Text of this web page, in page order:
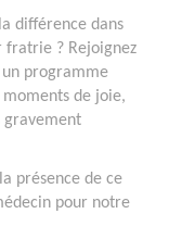
différence dans
fratrie ? Rejoignez
un programme
de joie,
gravement
présence de ce
pour notre